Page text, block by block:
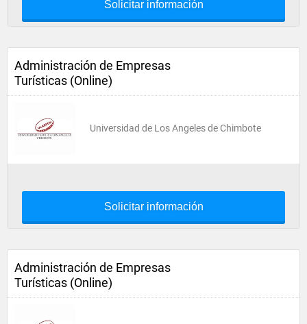
Solicitar información
Administración de Empresas
Turísticas (Online)
Universidad de Los Angeles de Chimbote
Solicitar información
Administración de Empresas
Turísticas (Online)